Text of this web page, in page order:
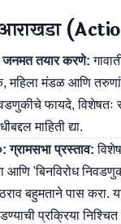
तयार करणे:
महिला मंडळ आणि
फायदे, विशेषतः
माहिती द्या.
ग्रामसभा प्रस्ताव:
'बिनविरोध
बहुमताने पास करा.
प्रक्रिया